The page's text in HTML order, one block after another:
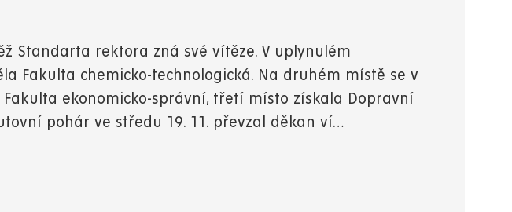
Standarta rektora zná své vítěze. V uplynulém
Fakulta chemicko-technologická. Na druhém místě se v
ekonomicko-správní, třetí místo získala Dopravní
pohár ve středu 19. 11. převzal děkan ví…